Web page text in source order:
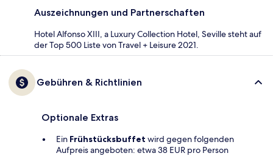
Auszeichnungen und Partnerschaften
Hotel Alfonso XIII, a Luxury Collection Hotel, Seville steht auf
der Top 500 Liste von Travel + Leisure 2021.
Gebühren & Richtlinien
Optionale Extras
Ein Frühstücksbuffet wird gegen folgenden
Aufpreis angeboten: etwa 38 EUR pro Person